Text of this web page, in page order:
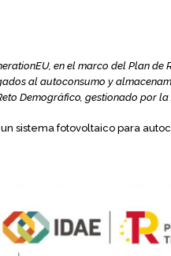
en el marco del Plan
al autoconsumo y
Demográfico, gestionado por
sistema fotovoltaico para